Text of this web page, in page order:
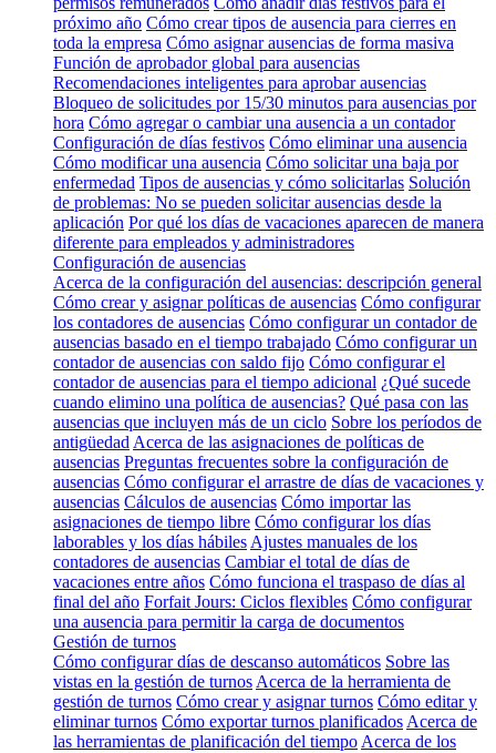
próximo año Cómo crear tipos de ausencia para cierres en
toda la empresa Cómo asignar ausencias de forma masiva
Función de aprobador global para ausencias
Recomendaciones inteligentes para aprobar ausencias
Bloqueo de solicitudes por 15/30 minutos para ausencias por
hora Cómo agregar o cambiar una ausencia a un contador
Configuración de días festivos Cómo eliminar una ausencia
Cómo modificar una ausencia Cómo solicitar una baja por
enfermedad Tipos de ausencias y cómo solicitarlas Solución
de problemas: No se pueden solicitar ausencias desde la
aplicación Por qué los días de vacaciones aparecen de manera
diferente para empleados y administradores
Configuración de ausencias
Acerca de la configuración del ausencias: descripción general
Cómo crear y asignar políticas de ausencias Cómo configurar
los contadores de ausencias Cómo configurar un contador de
ausencias basado en el tiempo trabajado Cómo configurar un
contador de ausencias con saldo fijo Cómo configurar el
contador de ausencias para el tiempo adicional ¿Qué sucede
cuando elimino una política de ausencias? Qué pasa con las
ausencias que incluyen más de un ciclo Sobre los períodos de
antigüedad Acerca de las asignaciones de políticas de
ausencias Preguntas frecuentes sobre la configuración de
ausencias Cómo configurar el arrastre de días de vacaciones y
ausencias Cálculos de ausencias Cómo importar las
asignaciones de tiempo libre Cómo configurar los días
laborables y los días hábiles Ajustes manuales de los
contadores de ausencias Cambiar el total de días de
vacaciones entre años Cómo funciona el traspaso de días al
final del año Forfait Jours: Ciclos flexibles Cómo configurar
una ausencia para permitir la carga de documentos
Gestión de turnos
Cómo configurar días de descanso automáticos Sobre las
vistas en la gestión de turnos Acerca de la herramienta de
gestión de turnos Cómo crear y asignar turnos Cómo editar y
eliminar turnos Cómo exportar turnos planificados Acerca de
las herramientas de planificación del tiempo Acerca de los